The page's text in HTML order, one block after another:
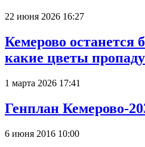
22 июня 2026 16:27
Кемерово останется
какие цветы
1 марта 2026 17:41
Генплан Кемерово-
6 июня 2016 10:00